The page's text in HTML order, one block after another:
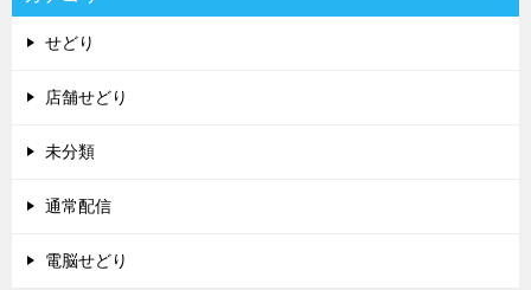
せどり
店舗せどり
未分類
通常配信
電脳せどり